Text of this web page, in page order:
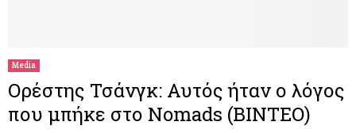
Media
Ορέστης Τσάνγκ: Αυτός ήταν ο λόγος
που μπήκε στο Nomads (ΒΙΝΤΕΟ)